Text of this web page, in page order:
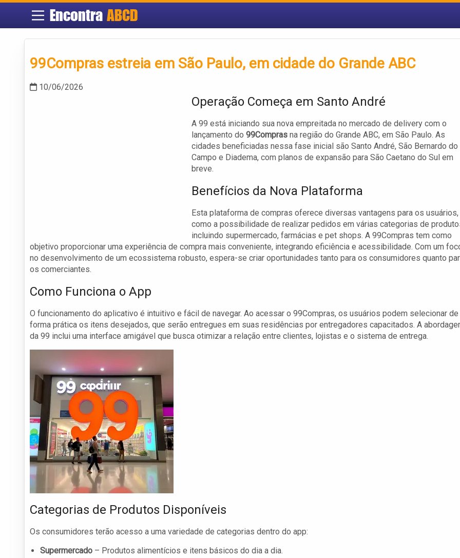
Encontra ABCD
99Compras estreia em São Paulo, em cidade do Grande ABC
10/06/2026
Operação Começa em Santo André
A 99 está iniciando sua nova empreitada no mercado de delivery com o
lançamento do 99Compras na região do Grande ABC, em São Paulo. As
cidades beneficiadas nessa fase inicial são Santo André, São Bernardo do
Campo e Diadema, com planos de expansão para São Caetano do Sul em
breve.
Benefícios da Nova Plataforma
Esta plataforma de compras oferece diversas vantagens para os usuários,
como a possibilidade de realizar pedidos em várias categorias de
incluindo supermercado, farmácias e pet shops. A 99Compras tem como
objetivo proporcionar uma experiência de compra mais conveniente, integrando eficiência e acessibilidade. Com um
no desenvolvimento de um ecossistema robusto, espera-se criar oportunidades tanto para os consumidores quanto
os comerciantes.
Como Funciona o App
O funcionamento do aplicativo é intuitivo e fácil de navegar. Ao acessar o 99Compras, os usuários podem selecionar de
forma prática os itens desejados, que serão entregues em suas residências por entregadores capacitados. A
da 99 inclui uma interface amigável que busca otimizar a relação entre clientes, lojistas e o sistema de entrega.
Categorias de Produtos Disponíveis
Os consumidores terão acesso a uma variedade de categorias dentro do app:
Supermercado – Produtos alimentícios e itens básicos do dia a dia.